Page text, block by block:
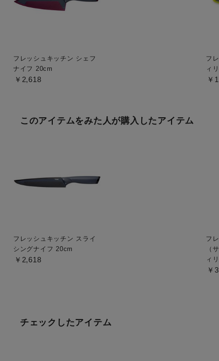
フレッシュキッチン シェフ
ナイフ 20cm
￥2,618
フ
ィ
￥
このアイテムをみた人が購入したアイテム
フレッシュキッチン スライ
シングナイフ 20cm
￥2,618
フ
（
ィ
￥
チェックしたアイテム